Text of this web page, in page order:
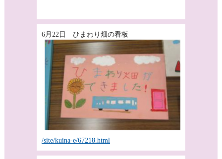
6月22日 ひまわり畑の看板
/site/kuina-e/67218.html